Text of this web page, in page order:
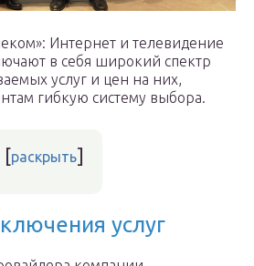
Интернет и телевидение
в себя широкий спектр
услуг и цен на них,
гибкую систему выбора.
[раскрыть]
услуг